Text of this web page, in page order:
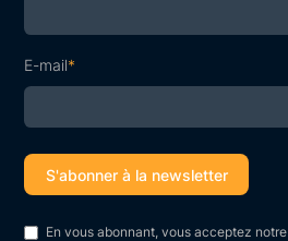
E-mail*
En vous abonnant, vous acceptez notre